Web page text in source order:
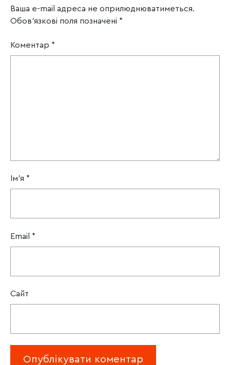
Ваша e-mail адреса не оприлюднюватиметься.
Обов’язкові поля позначені *
Коментар *
Ім'я *
Email *
Сайт